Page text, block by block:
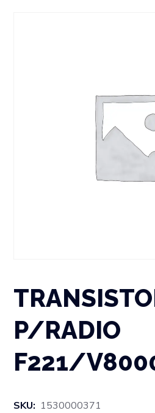
P/RADIO
F221/
SKU: 1530000371